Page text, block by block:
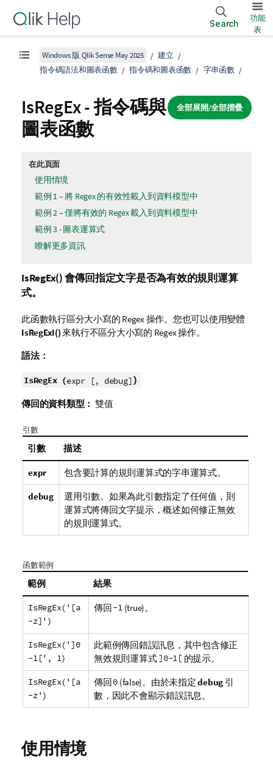
Search
功能
表
Windows 版 Qlik Sense May 2025
建立
指令碼語法和圖表函數
指令碼和圖表函數 字串函數
全部展開/全部摺疊
IsRegEx - 指令碼與
圖表函數
在此頁面
使用情境
範例 1 – 將 Regex 的有效性載入到資料模型中
範例 2 – 僅將有效的 Regex 載入到資料模型中
範例 3 - 圖表運算式
瞭解更多資訊
IsRegEx()會傳回指定文字是否為有效的規則運算
式。
此函數執行區分大小寫的 Regex 操作。您也可以使用變體
IsRegExI()來執行不區分大小寫的 Regex 操作。
語法：
IsRegEx (expr [, debug])
傳回的資料類型： 雙值
引數
引數 描述
expr 包含要計算的規則運算式的字串運算式。
debug
選用引數。如果為此引數指定了任何值，則
運算式將傳回文字提示，概述如何修正無效
的規則運算式。
函數範例
範例 結果
IsRegEx('[a
-z]')
傳回-1(true)。
IsRegEx(']0
-1[', 1)
此範例傳回錯誤訊息，其中包含修正
無效規則運算式]0-1[ 的提示。
IsRegEx('[a
-z')
傳回0 (false)。由於未指定debug 引
數，因此不會顯示錯誤訊息。
使用情境